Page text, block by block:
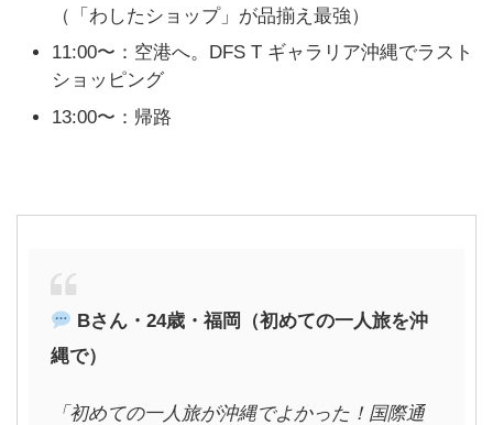
（「わしたショップ」が品揃え最強）
11:00〜：空港へ。DFS T ギャラリア沖縄でラスト
ショッピング
13:00〜：帰路
Bさん・24歳・福岡（初めての一人旅を沖
縄で）
「初めての一人旅が沖縄でよかった！国際通